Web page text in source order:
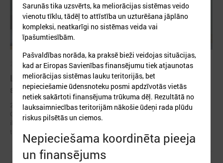
2026. gada 11. jūnijs
LPS un Zemkopības ministrija vienojas stiprināt
sadarbību meliorācijas sistēmu apsaimniekošanā
2026. gada 10. jūnijā Latvijas Pašvaldību savienības (LPS) priekšsēdis
Gints Kaminskis un zemkopības ministrs Uldis Augulis parakstīja
ikgadējo sarunu protokolu, apstiprinot panāktās vienošanās un
turpmāko sadarbību pašvaldībām nozīmīgu jautājumu risināšanā.
Sarunās tika uzsvērts, ka meliorācijas sistēmas veido
vienotu tīklu, tādēļ to attīstība un uzturēšana jāplāno
kompleksi, neatkarīgi no sistēmas veida vai
īpašumtiesībām.
Pašvaldības norāda, ka praksē bieži veidojas situācijas,
kad ar Eiropas Savienības finansējumu tiek atjaunotas
meliorācijas sistēmas lauku teritorijās, bet
nepieciešamie ūdensnoteku posmi apdzīvotās vietās
netiek sakārtoti finansējuma trūkuma dēļ. Rezultātā no
lauksaimniecības teritorijām nākošie ūdeņi rada plūdu
riskus pilsētās un ciemos.
Nepieciešama koordinēta pieeja
un finansējums